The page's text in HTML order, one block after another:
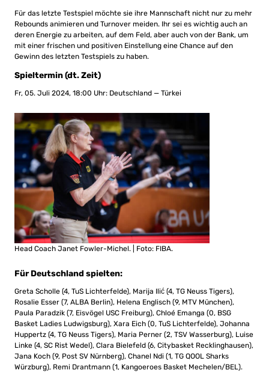
Für das letzte Testspiel möchte sie ihre Mannschaft nicht nur zu mehr
Rebounds animieren und Turnover meiden. Ihr sei es wichtig auch an
deren Energie zu arbeiten, auf dem Feld, aber auch von der Bank, um
mit einer frischen und positiven Einstellung eine Chance auf den
Gewinn des letzten Testspiels zu haben.
Spieltermin (dt. Zeit)
Fr, 05. Juli 2024, 18:00 Uhr: Deutschland — Türkei
Head Coach Janet Fowler-Michel. | Foto: FIBA.
Für Deutschland spielten:
Greta Scholle (4, TuS Lichterfelde), Marija Ilić (4, TG Neuss Tigers),
Rosalie Esser (7, ALBA Berlin), Helena Englisch (9, MTV München),
Paula Paradzik (7, Eisvögel USC Freiburg), Chloé Emanga (0, BSG
Basket Ladies Ludwigsburg), Xara Eich (0, TuS Lichterfelde), Johanna
Huppertz (4, TG Neuss Tigers), Maria Perner (2, TSV Wasserburg), Luise
Linke (4, SC Rist Wedel), Clara Bielefeld (6, Citybasket Recklinghausen),
Jana Koch (9, Post SV Nürnberg), Chanel Ndi (1, TG QOOL Sharks
Würzburg), Remi Drantmann (1, Kangoeroes Basket Mechelen/BEL).